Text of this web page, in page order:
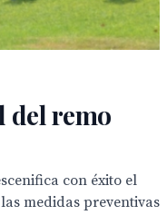
del remo
con éxito el
medidas preventivas